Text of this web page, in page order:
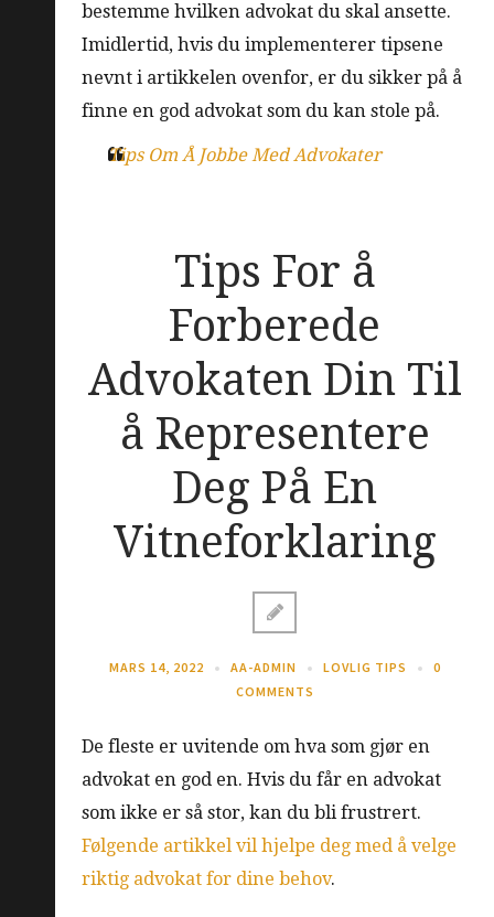
bestemme hvilken advokat du skal ansette.
Imidlertid, hvis du implementerer tipsene
nevnt i artikkelen ovenfor, er du sikker på å
finne en god advokat som du kan stole på.
Tips Om Å Jobbe Med Advokater
Tips For å
Forberede
Advokaten Din Til
å Representere
Deg På En
Vitneforklaring
MARS 14, 2022 AA-ADMIN LOVLIG TIPS
0
COMMENTS
De fleste er uvitende om hva som gjør en
advokat en god en. Hvis du får en advokat
som ikke er så stor, kan du bli frustrert.
Følgende artikkel vil hjelpe deg med å velge
riktig advokat for dine behov.